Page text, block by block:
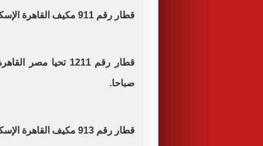
قطار رقم 911 مكيف القاهرة الإسكندرية موعد قيامه الساعة 10.00 صباحا.
صباحا.
قطار رقم 913 مكيف القاهرة الإسكندرية موعد قيامه الساعة 12.00 ظهرا.